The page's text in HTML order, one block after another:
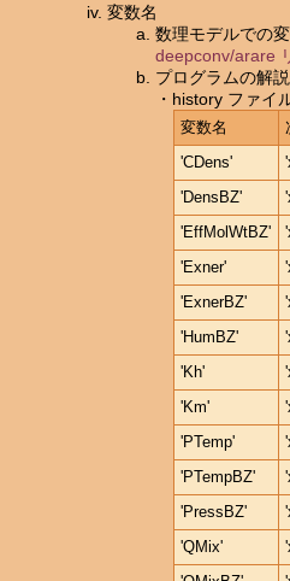
変数名
数理モデルでの
deepconv/arare
プログラムの解
・history ファイ
変数名
'CDens'
'DensBZ'
'EffMolWtBZ'
'Exner'
'ExnerBZ'
'HumBZ'
'Kh'
'Km'
'PTemp'
'PTempBZ'
'PressBZ'
'QMix'